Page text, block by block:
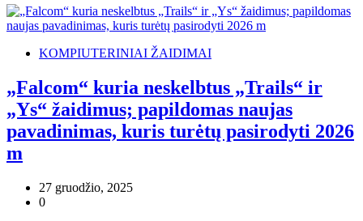
KOMPIUTERINIAI ŽAIDIMAI
„Falcom“ kuria neskelbtus „Trails“ ir
„Ys“ žaidimus; papildomas naujas
pavadinimas, kuris turėtų pasirodyti 2026
m
27 gruodžio, 2025
0